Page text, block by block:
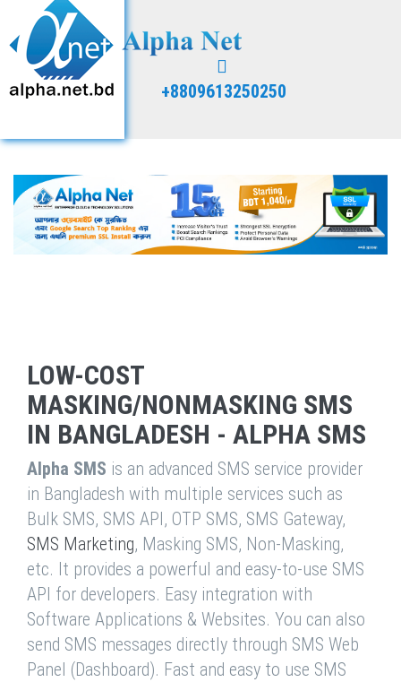
+8809613250250
LOW-COST
MASKING/NONMASKING SMS
IN BANGLADESH - ALPHA SMS
Alpha SMS is an advanced SMS service provider
in Bangladesh with multiple services such as
Bulk SMS, SMS API, OTP SMS, SMS Gateway,
SMS Marketing, Masking SMS, Non-Masking,
etc. It provides a powerful and easy-to-use SMS
API for developers. Easy integration with
Software Applications & Websites. You can also
send SMS messages directly through SMS Web
Panel (Dashboard). Fast and easy to use SMS